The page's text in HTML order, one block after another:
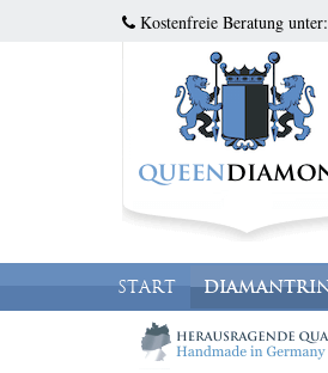
Kostenfreie Beratung unter:
START